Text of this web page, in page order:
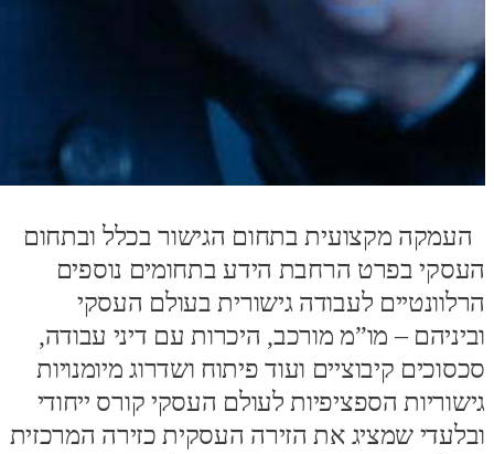
העמקה מקצועית בתחום הגישור בכלל ובתחום
העסקי בפרט הרחבת הידע בתחומים נוספים
הרלוונטיים לעבודה גישורית בעולם העסקי
וביניהם – מו”מ מורכב, היכרות עם דיני עבודה,
סכסוכים קיבוציים ועוד פיתוח ושדרוג מיומנויות
גישוריות הספציפיות לעולם העסקי קורס ייחודי
ובלעדי שמציג את הזירה העסקית כזירה המרכזית